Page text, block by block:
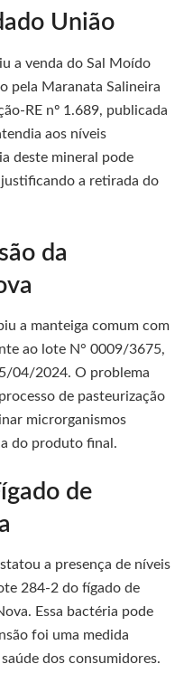
União
a venda do Sal Moído
pela Maranata Salineira
RE nº 1.689, publicada
aos níveis
deste mineral pode
a retirada do
da
a manteiga comum com
ao lote N° 0009/3675,
04/2024. O problema
de pasteurização
microrganismos
do produto final.
de
a presença de níveis
284-2 do fígado de
Essa bactéria pode
foi uma medida
dos consumidores.